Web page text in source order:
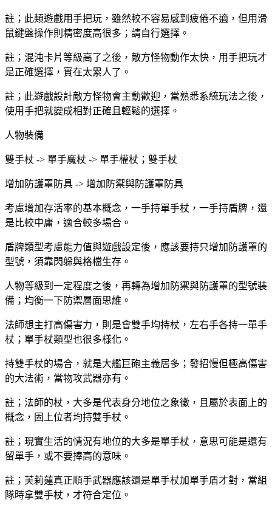
註；此類遊戲用手把玩，雖然較不容易感到疲倦不適，但用滑
鼠鍵盤操作則精密度高很多；請自行選擇。
註；混沌卡片等級高了之後，敵方怪物動作太快，用手把玩才
是正確選擇，實在太累人了。
註；此遊戲設計敵方怪物會主動歡迎，當熟悉系統玩法之後，
使用手把就變成相對正確且輕鬆的選擇。
人物裝備
雙手杖 -> 單手魔杖 -> 單手權杖；雙手杖
增加防護罩防具 -> 增加防禦與防護罩防具
考慮增加存活率的基本概念，一手持單手杖，一手持盾牌，還
是比較中庸，適合較多場合。
盾牌類型考慮能力值與遊戲設定後，應該要持只增加防護罩的
型號，須靠閃躲與格檔生存。
人物等級到一定程度之後，再轉為增加防禦與防護罩的型號裝
備；均衡一下防禦層面思維。
法師想主打高傷害力，則是會雙手均持杖，左右手各持一單手
杖；單手杖類型也很多樣化。
持雙手杖的場合，就是大艦巨砲主義居多；發招慢但極高傷害
的大法術，當物攻武器亦有。
註；法師的杖，大多是代表身分地位之象徵，且屬於表面上的
概念，固上位者均持雙手杖。
註；現實生活的情況有地位的大多是單手杖，意思可能是還有
留單手，或不要捧高的意味。
註；芙莉蓮真正順手武器應該還是單手杖加單手盾才對，當組
隊時拿雙手杖，才符合定位。